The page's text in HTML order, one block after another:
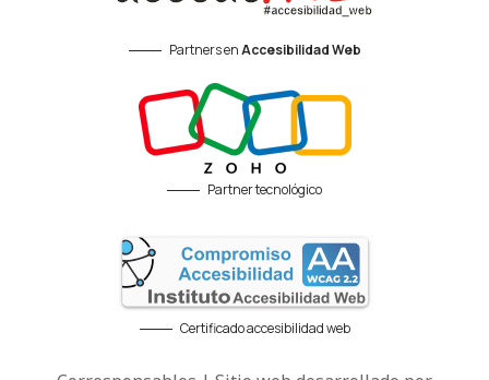
Partners enAccesibilidad Web
Partner tecnológico
Certificado accesibilidad web